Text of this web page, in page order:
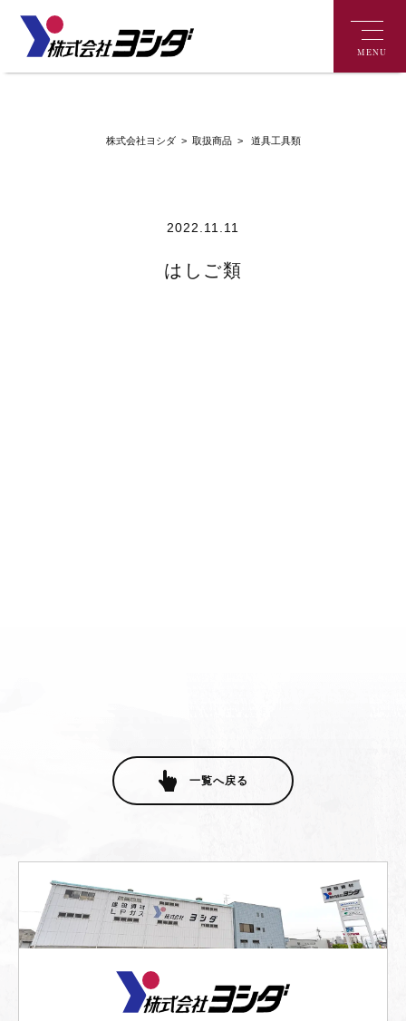
MENU
株式会社ヨシダ> 取扱商品> 道具工具類
2022.11.11
はしご類
一覧へ戻る